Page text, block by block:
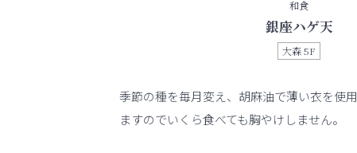
和食
銀座ハゲ天
大森 5F
季節の種を毎月変え、胡麻油で薄い衣を使
ますのでいくら食べても胸やけしません。